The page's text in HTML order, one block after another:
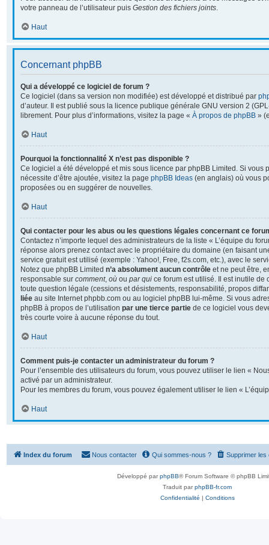
votre panneau de l’utilisateur puis Gestion des fichiers joints.
Haut
Concernant phpBB
Qui a développé ce logiciel de forum ?
Ce logiciel (dans sa version non modifiée) est développé et distribué par
d’auteur. Il est publié sous la licence publique générale GNU version 2
librement. Pour plus d’informations, visitez la page « À propos de phpBB »
Haut
Pourquoi la fonctionnalité X n’est pas disponible ?
Ce logiciel a été développé et mis sous licence par phpBB Limited. Si vous
nécessite d’être ajoutée, visitez la page phpBB Ideas (en anglais) où vous
proposées ou en suggérer de nouvelles.
Haut
Qui contacter pour les abus ou les questions légales concernant ce
Contactez n’importe lequel des administrateurs de la liste « L’équipe du
réponse alors prenez contact avec le propriétaire du domaine (en faisant
service gratuit est utilisé (exemple : Yahoo!, Free, f2s.com, etc.), avec le
Notez que phpBB Limited n’a absolument aucun contrôle et ne peut être,
responsable sur comment, où ou par qui ce forum est utilisé. Il est inutile de
toute question légale (cessions et désistements, responsabilité, propos
liée au site Internet phpbb.com ou au logiciel phpBB lui-même. Si vous
phpBB à propos de l’utilisation par une tierce partie de ce logiciel vous
très courte voire à aucune réponse du tout.
Haut
Comment puis-je contacter un administrateur du forum ?
Pour l’ensemble des utilisateurs du forum, vous pouvez utiliser le lien «
activé par un administrateur.
Pour les membres du forum, vous pouvez également utiliser le lien «
Haut
Index du forum Supprimer les
Qui sommes-nous ?
Nous contacter
Développé parphpBB® Forum Software © phpBB
Traduit parphpBB-fr.com
Confidentialité | Conditions